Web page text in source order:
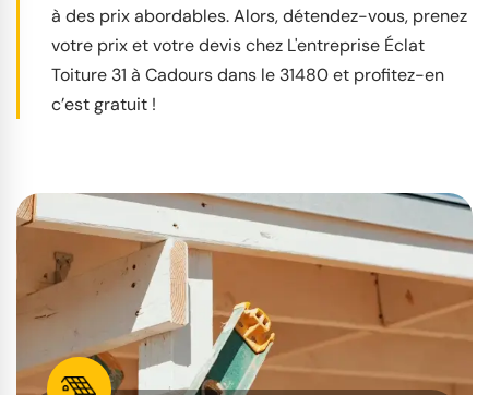
à des prix abordables. Alors, détendez-vous, prenez
votre prix et votre devis chez L'entreprise Éclat
Toiture 31 à Cadours dans le 31480 et profitez-en
c’est gratuit !